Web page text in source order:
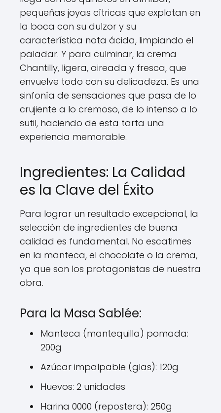
pequeñas joyas cítricas que explotan en
la boca con su dulzor y su
característica nota ácida, limpiando el
paladar. Y para culminar, la crema
Chantilly, ligera, aireada y fresca, que
envuelve todo con su delicadeza. Es una
sinfonía de sensaciones que pasa de lo
crujiente a lo cremoso, de lo intenso a lo
sutil, haciendo de esta tarta una
experiencia memorable.
Ingredientes: La Calidad
es la Clave del Éxito
Para lograr un resultado excepcional, la
selección de ingredientes de buena
calidad es fundamental. No escatimes
en la manteca, el chocolate o la crema,
ya que son los protagonistas de nuestra
obra.
Para la Masa Sablée:
Manteca (mantequilla) pomada:
200g
Azúcar impalpable (glas): 120g
Huevos: 2 unidades
Harina 0000 (repostera): 250g